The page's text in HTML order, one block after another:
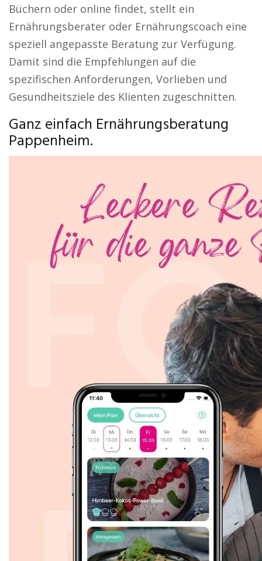
Büchern oder online findet, stellt ein
Ernährungsberater oder Ernährungscoach eine
speziell angepasste Beratung zur Verfügung.
Damit sind die Empfehlungen auf die
spezifischen Anforderungen, Vorlieben und
Gesundheitsziele des Klienten zugeschnitten.
Ganz einfach Ernährungsberatung
Pappenheim.